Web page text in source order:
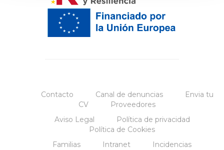
Contacto Canal de denuncias
Envia tu
CV
Proveedores
Aviso Legal
Política de privacidad
Política de Cookies
Familias
Intranet
Incidencias